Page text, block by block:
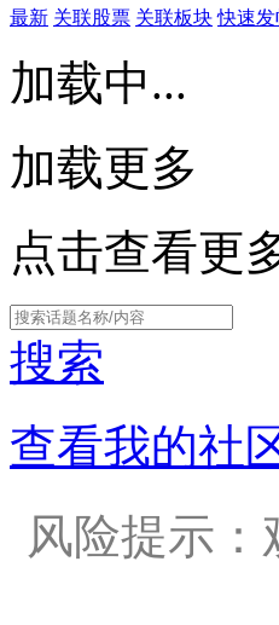
最新 关联股票 关联板块 快速发
加载中...
加载更多
点击查看更
搜索
查看我的社
风险提示